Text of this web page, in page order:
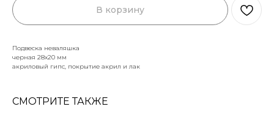
В корзину
Подвеска неваляшка
черная 28х20 мм
акриловый гипс, покрытие акрил и лак
СМОТРИТЕ ТАКЖЕ